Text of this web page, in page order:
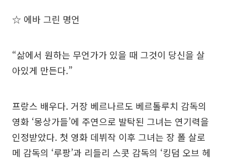
☆ 에바 그린 명언
“삶에서 원하는 무언가가 있을 때 그것이 당신을 살
아있게 만든다.”
프랑스 배우다. 거장 베르나르도 베르톨루치 감독의
영화 ‘몽상가들’에 주연으로 발탁된 그녀는 연기력을
인정받았다. 첫 영화 데뷔작 이후 그녀는 장 폴 살로
메 감독의 ‘루팡’과 리들리 스콧 감독의 ‘킹덤 오브 헤